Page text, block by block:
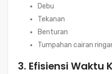
Debu
Tekanan
Benturan
Tumpahan cairan
3. Efisiensi Waktu